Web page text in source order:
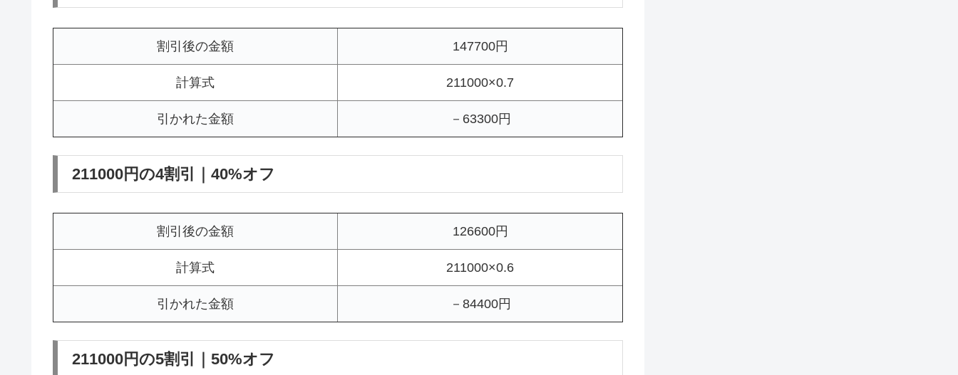
割引後の金額 147700円
計算式 211000×0.7
引かれた金額 －63300円
211000円の4割引｜40%オフ
割引後の金額 126600円
計算式 211000×0.6
引かれた金額 －84400円
211000円の5割引｜50%オフ